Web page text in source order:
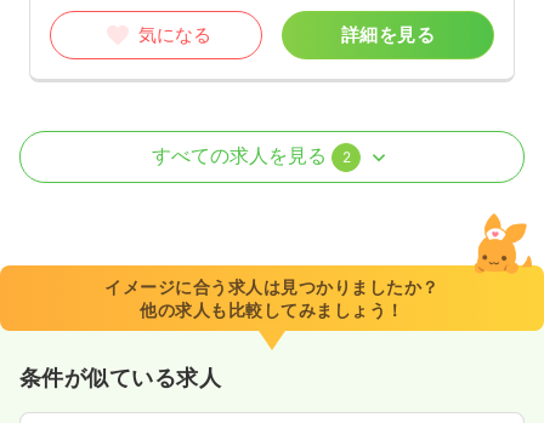
気になる 詳細を見る
訪問看護 正看護師
8:30～17:30（休憩60分）
土日休み
オンコールあり 月給25万円以上可
気になる
すべての求人を見る 2
イメージに合う求人は見つかりましたか？
他の求人も比較してみましょう！
条件が似ている求人